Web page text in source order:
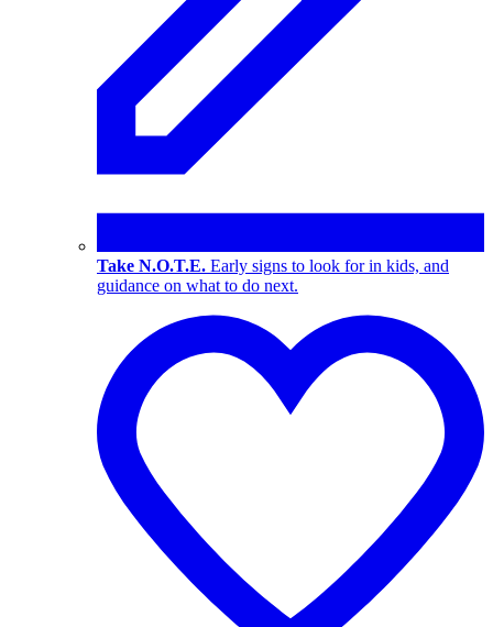
Take N.O.T.E. Early signs to look for in kids, and
guidance on what to do next.